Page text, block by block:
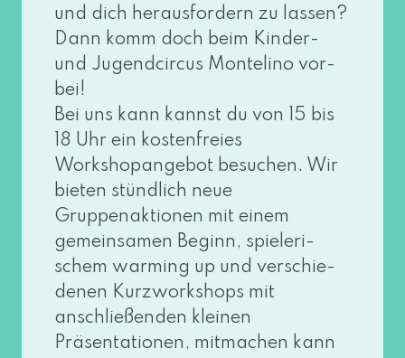
und dich her­aus­for­dern zu las­sen?
Dann komm doch beim Kinder-
und Jugendcircus Montelino vor­
bei!
Bei uns kann kannst du von 15 bis
18 Uhr ein kos­ten­frei­es
Workshopangebot besu­chen. Wir
bie­ten stünd­lich neue
Gruppenaktionen mit einem
gemein­sa­men Beginn, spie­le­ri­
schem warm­ing up und ver­schie­
de­nen Kurzworkshops mit
anschlie­ßen­den klei­nen
Präsentationen, mit­ma­chen kann